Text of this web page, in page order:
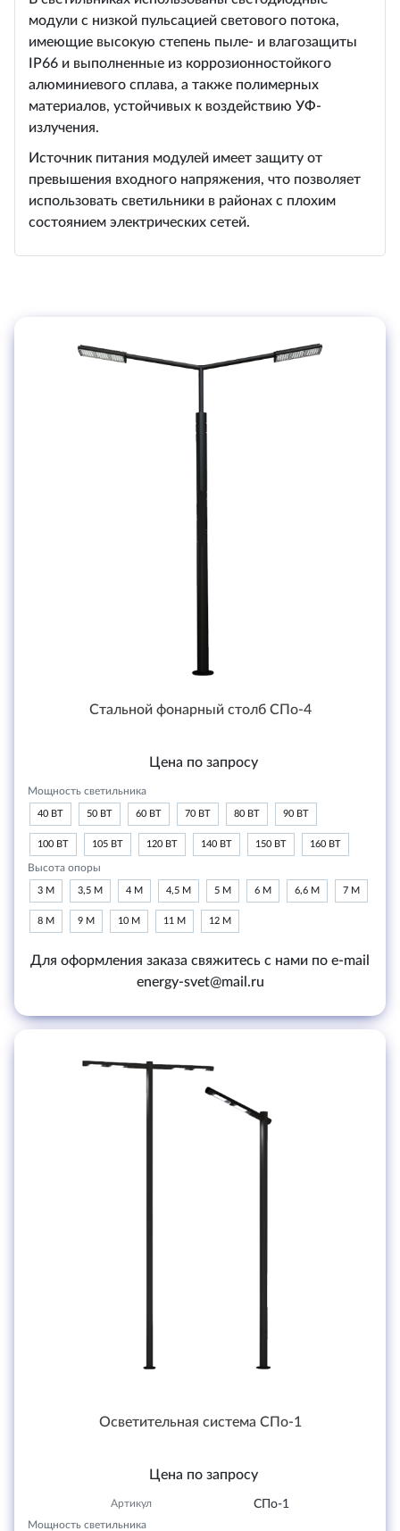
модули с низкой пульсацией светового потока,
имеющие высокую степень пыле- и влагозащиты
IP66 и выполненные из коррозионностойкого
алюминиевого сплава, а также полимерных
материалов, устойчивых к воздействию УФ-
излучения.
Источник питания модулей имеет защиту от
превышения входного напряжения, что позволяет
использовать светильники в районах с плохим
состоянием электрических сетей.
Стальной фонарный столб СПо-4
Цена по запросу
Мощность светильника
40 ВТ 50 ВТ 60 ВТ 70 ВТ 80 ВТ 90 ВТ
100 ВТ 105 ВТ 120 ВТ 140 ВТ 150 ВТ 160 ВТ
Высота опоры
3 М 3,5 М 4 М 4,5 М 5 М 6 М 6,6 М 7 М
8 М 9 М 10 М 11 М 12 М
Для оформления заказа свяжитесь с нами по e-mail
energy-svet@mail.ru
Осветительная система СПо-1
Цена по запросу
Артикул СПо-1
Мощность светильника